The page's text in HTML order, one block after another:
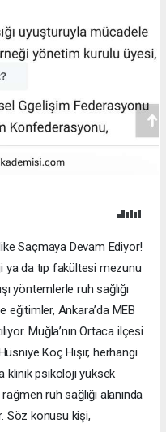
Saçmaya Devam Ediyor!
ya da tıp fakültesi mezunu
yöntemlerle ruh sağlığı
Ankara’da MEB
Muğla’nın Ortaca ilçesi
Koç Hışır, herhangi
klinik psikoloji yüksek
ruh sağlığı alanında
Söz konusu kişi,